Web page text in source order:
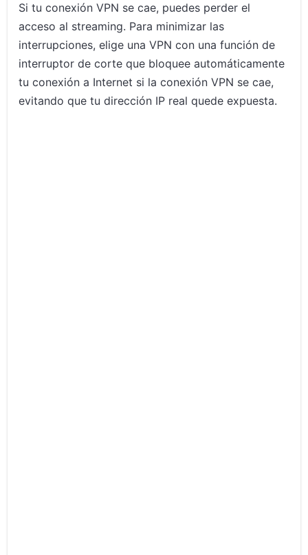
Si tu conexión VPN se cae, puedes perder el
acceso al streaming. Para minimizar las
interrupciones, elige una VPN con una función de
interruptor de corte que bloquee automáticamente
tu conexión a Internet si la conexión VPN se cae,
evitando que tu dirección IP real quede expuesta.